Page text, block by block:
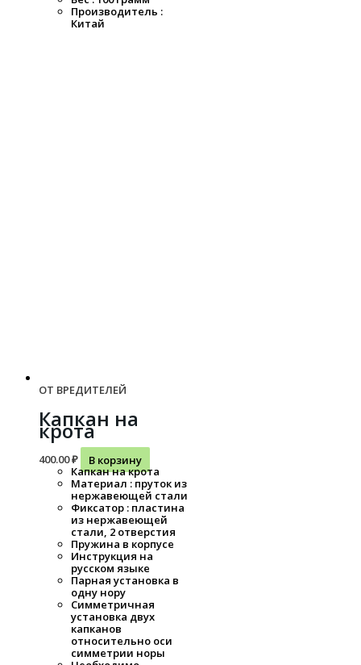
Производитель :
Китай
ОТ ВРЕДИТЕЛЕЙ
Капкан на
крота
400.00₽
В корзину
Капкан на крота
Материал : пруток из
нержавеющей стали
Фиксатор : пластина
из нержавеющей
стали, 2 отверстия
Пружина в корпусе
Инструкция на
русском языке
Парная установка в
одну нору
Симметричная
установка двух
капканов
относительно оси
симметрии норы